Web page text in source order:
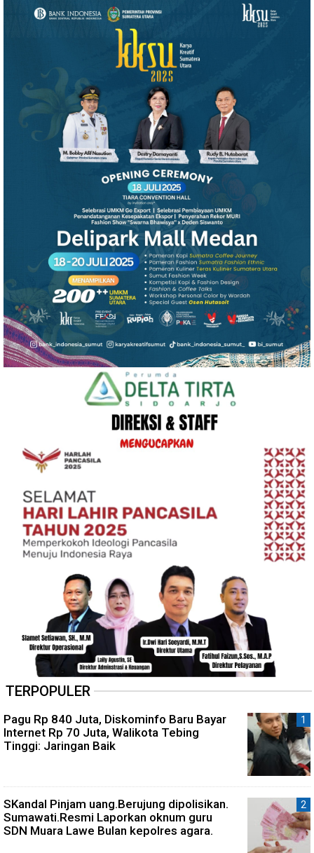
TERPOPULER
Pagu Rp 840 Juta, Diskominfo Baru Bayar
Internet Rp 70 Juta, Walikota Tebing
Tinggi: Jaringan Baik
SKandal Pinjam uang.Berujung dipolisikan.
Sumawati.Resmi Laporkan oknum guru
SDN Muara Lawe Bulan kepolres agara.